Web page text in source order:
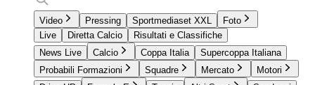
Video Pressing Sportmediaset XXL
Foto
Live
Diretta Calcio
Risultati e Classifiche
News Live
Calcio Coppa Italia
Supercoppa Italiana
Probabili Formazioni
Squadre Mercato
Motori